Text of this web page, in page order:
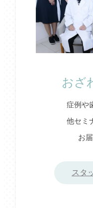
おざ
症例や
他セミ
お
スタ